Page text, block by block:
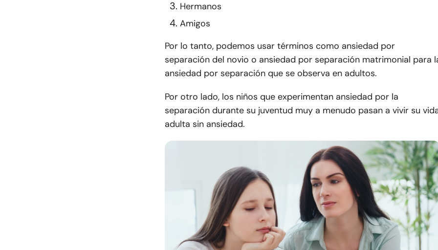
Hermanos
Amigos
Por lo tanto, podemos usar términos como ansiedad por
separación del novio o ansiedad por separación matrimonial para
ansiedad por separación que se observa en adultos.
Por otro lado, los niños que experimentan ansiedad por la
separación durante su juventud muy a menudo pasan a vivir su
adulta sin ansiedad.